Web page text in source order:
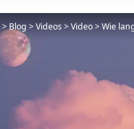
>Blog >Videos>Video>Wie